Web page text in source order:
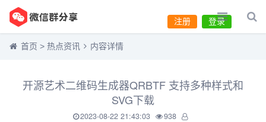
登录
注册
首页 > 热点资讯 内容详情
开源艺术二维码生成器QRBTF 支持多种样式和
SVG下载
2023-08-22 21:43:03 938